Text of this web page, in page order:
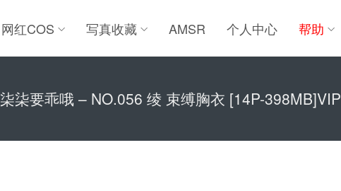
网红COS 写真收藏 AMSR 个人中心 帮助
柒柒要乖哦 – NO.056 绫 束缚胸衣 [14P-398MB]VIP